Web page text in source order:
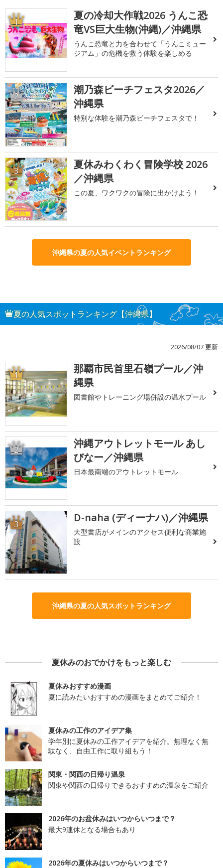
1
夏の冷却大作戦2026 うんこ恐
竜VS巨大生物(沖縄)／沖縄県
うんこ恐竜と力を合わせて「うんこミュー
ジアム」の危機を救う体験を楽しめる
2
潮乃森ビーチフェスタ2026／
沖縄県
特別な体験を潮乃森ビーチフェスタで！
3
夏休みわくわく冒険学校 2026
／沖縄県
この夏、ワクワクの冒険に出かけよう！
沖縄県の夏の人気イベントランキング
夏の人気スポットランキング【沖縄県】
2026/08/07 更新
1
那覇市民首里石嶺プール／沖
縄県
図書館やトレーニング場併設の温水プール
2
沖縄アウトレットモール あし
びなー／沖縄県
日本最南端のアウトレットモール
3 D-naha (ディーナハ)／沖縄県
大型書店がメインのアクセス便利な商業施
設
沖縄県の夏の人気スポットランキング
夏休みのおでかけをもっと楽しむ
夏休みおすすめ漫画
夏に読みたいおすすめの漫画をまとめてご紹介！
夏休みの工作のアイデア集
学年別に夏休みの工作アイデアを紹介。無理なく無
駄なく、自由工作に取り組もう！
関東・関西の日帰り温泉
関東や関西の日帰りできるおすすめの温泉をご紹介
2026年のお盆休みはいつからいつまで？
最大9連休となる場合もあり
2026年の夏休みはいつからいつまで？